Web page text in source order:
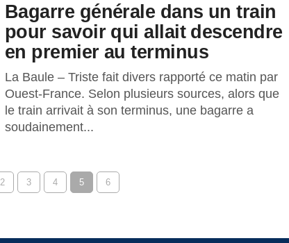
Bagarre générale dans un train
pour savoir qui allait descendre
en premier au terminus
La Baule – Triste fait divers rapporté ce matin par
Ouest-France. Selon plusieurs sources, alors que
le train arrivait à son terminus, une bagarre a
soudainement...
2 3 4 5 6